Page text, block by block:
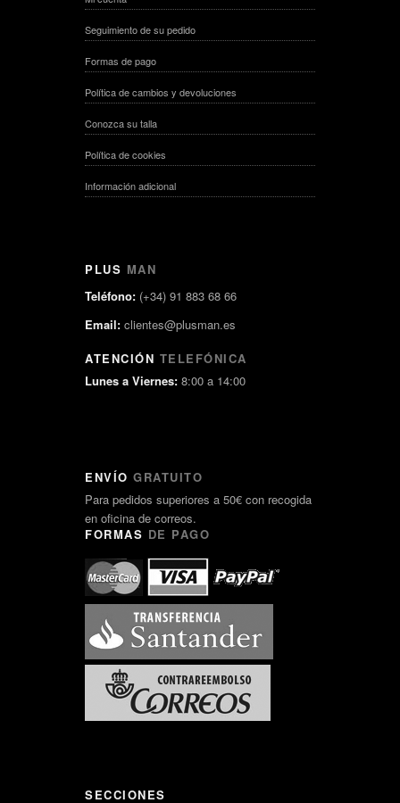
Seguimiento de su pedido
Formas de pago
Política de cambios y devoluciones
Conozca su talla
Política de cookies
Información adicional
PLUS MAN
Teléfono: (+34) 91 883 68 66
Email: clientes@plusman.es
ATENCIÓN TELEFÓNICA
Lunes a Viernes: 8:00 a 14:00
ENVÍO GRATUITO
Para pedidos superiores a 50€ con recogida
en oficina de correos.
FORMAS DE PAGO
SECCIONES